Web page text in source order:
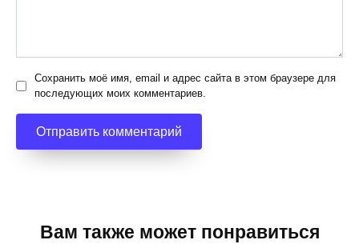
Сохранить моё имя, email и адрес сайта в этом браузере для
последующих моих комментариев.
Вам также может понравиться